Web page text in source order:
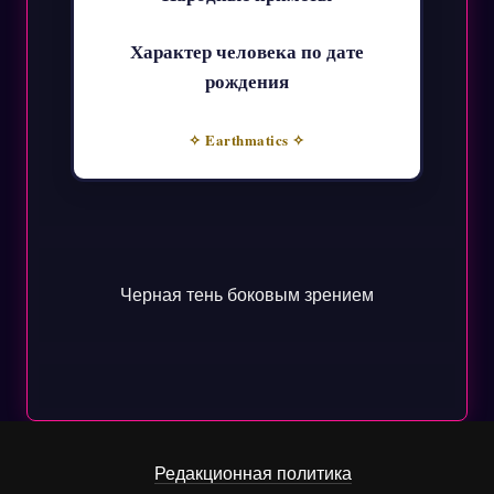
Характер человека по дате
рождения
✧ Earthmatics ✧
Черная тень боковым зрением
Редакционная политика